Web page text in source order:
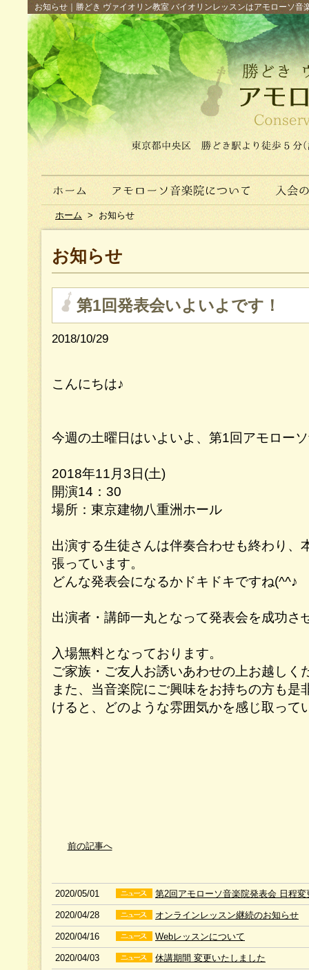
お知らせ｜勝どき ヴァイオリン教室 バイオリンレッスンはアモローソ
ホーム > お知らせ
お知らせ
第1回発表会いよいよです！
2018/10/29
こんにちは♪
今週の土曜日はいよいよ、第1回アモロー
2018年11月3日(土)
開演14：30
場所：東京建物八重洲ホール
出演する生徒さんは伴奏合わせも終わり、
張っています。
どんな発表会になるかドキドキですね(^^♪
出演者・講師一丸となって発表会を成功さ
入場無料となっております。
ご家族・ご友人お誘いあわせの上お越しく
また、当音楽院にご興味をお持ちの方も是
けると、どのような雰囲気かを感じ取って
前の記事へ
2020/05/01 第2回アモローソ音楽院発表会 日程変
2020/04/28 オンラインレッスン継続のお知らせ
2020/04/16 Webレッスンについて
2020/04/03 休講期間 変更いたしました